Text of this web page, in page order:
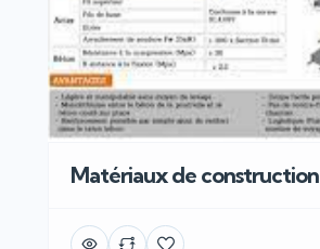
Matériaux de construction